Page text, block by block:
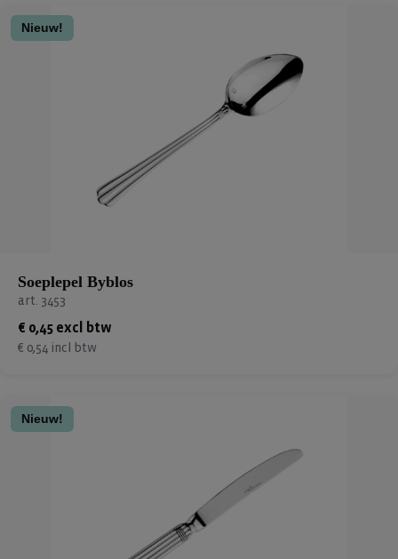
Nieuw!
Soeplepel Byblos
art. 3453
€ 0,45 excl btw
€ 0,54 incl btw
Nieuw!